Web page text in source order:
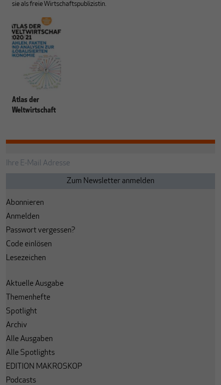
sie als freie Wirtschaftspublizistin.
Atlas der
Weltwirtschaft
Abonnieren
Anmelden
Passwort vergessen?
Code einlösen
Lesezeichen
Aktuelle Ausgabe
Themenhefte
Spotlight
Archiv
Alle Ausgaben
Alle Spotlights
EDITION MAKROSKOP
Podcasts